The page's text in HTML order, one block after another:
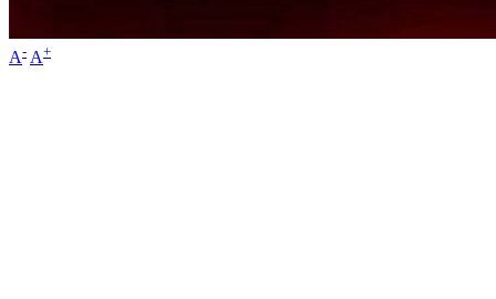
A- A+